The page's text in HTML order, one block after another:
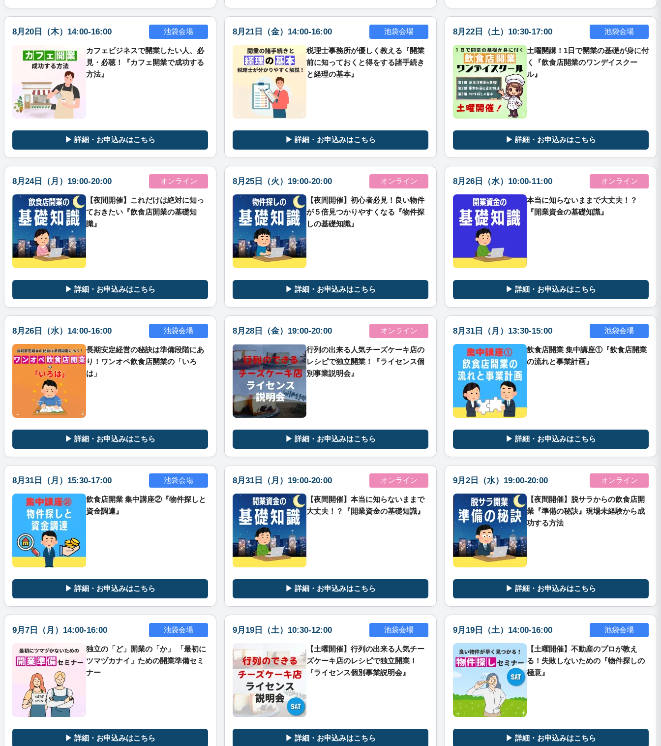
8月20日（木）14:00-16:00 池袋会場
カフェビジネスで開業したい人、必
見・必聴！『カフェ開業で成功する
方法』
▶ 詳細・お申込みはこちら
8月21日（金）14:00-16:00 池袋会場
税理士事務所が優しく教える『開業
前に知っておくと得をする諸手続き
と経理の基本』
▶ 詳細・お申込みはこちら
8月22日（土）10:30-17:00 池袋会場
土曜開講！1日で開業の基礎が身に付
く『飲食店開業のワンデイスクー
ル』
▶ 詳細・お申込みはこちら
8月24日（月）19:00-20:00 オンライン
【夜間開催】これだけは絶対に知っ
ておきたい『飲食店開業の基礎知
識』
▶ 詳細・お申込みはこちら
8月25日（火）19:00-20:00 オンライン
【夜間開催】初心者必見！良い物件
が５倍見つかりやすくなる『物件探
しの基礎知識』
▶ 詳細・お申込みはこちら
8月26日（水）10:00-11:00 オンライン
本当に知らないままで大丈夫！？
『開業資金の基礎知識』
▶ 詳細・お申込みはこちら
8月26日（水）14:00-16:00 池袋会場
長期安定経営の秘訣は準備段階にあ
り！ワンオペ飲食店開業の「いろ
は」
▶ 詳細・お申込みはこちら
8月28日（金）19:00-20:00 オンライン
行列の出来る人気チーズケーキ店の
レシピで独立開業！『ライセンス個
別事業説明会』
▶ 詳細・お申込みはこちら
8月31日（月）13:30-15:00 池袋会場
飲食店開業 集中講座①『飲食店開業
の流れと事業計画』
▶ 詳細・お申込みはこちら
8月31日（月）15:30-17:00 池袋会場
飲食店開業 集中講座②『物件探しと
資金調達』
▶ 詳細・お申込みはこちら
8月31日（月）19:00-20:00 オンライン
【夜間開催】本当に知らないままで
大丈夫！？『開業資金の基礎知識』
▶ 詳細・お申込みはこちら
9月2日（水）19:00-20:00 オンライン
【夜間開催】脱サラからの飲食店開
業『準備の秘訣』現場未経験から成
功する方法
▶ 詳細・お申込みはこちら
9月7日（月）14:00-16:00 池袋会場
独立の「ど」開業の「か」 「最初に
ツマヅカナイ」ための開業準備セミ
ナー
▶ 詳細・お申込みはこちら
9月19日（土）10:30-12:00 池袋会場
【土曜開催】行列の出来る人気チー
ズケーキ店のレシピで独立開業！
『ライセンス個別事業説明会』
▶ 詳細・お申込みはこちら
9月19日（土）14:00-16:00 池袋会場
【土曜開催】不動産のプロが教え
る！失敗しないための『物件探しの
極意』
▶ 詳細・お申込みはこちら